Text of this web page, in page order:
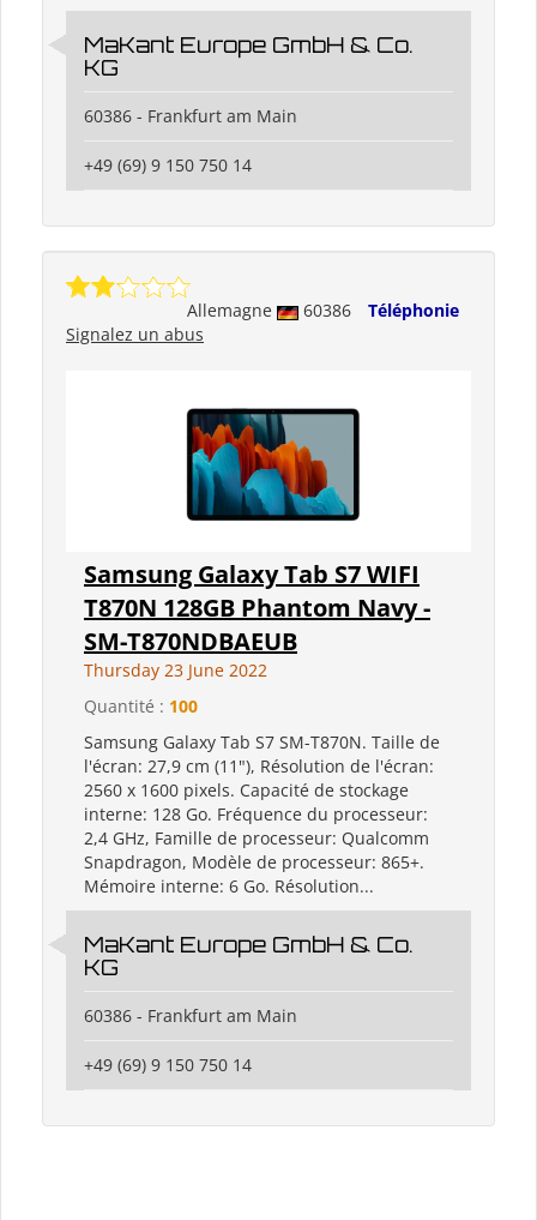
MaKant Europe GmbH & Co.
KG
60386 - Frankfurt am Main
+49 (69) 9 150 750 14
Allemagne 60386
Téléphonie
Signalez un abus
Samsung Galaxy Tab S7 WIFI
T870N 128GB Phantom Navy -
SM-T870NDBAEUB
Thursday 23 June 2022
Quantité : 100
Samsung Galaxy Tab S7 SM-T870N. Taille de
l'écran: 27,9 cm (11"), Résolution de l'écran:
2560 x 1600 pixels. Capacité de stockage
interne: 128 Go. Fréquence du processeur:
2,4 GHz, Famille de processeur: Qualcomm
Snapdragon, Modèle de processeur: 865+.
Mémoire interne: 6 Go. Résolution...
MaKant Europe GmbH & Co.
KG
60386 - Frankfurt am Main
+49 (69) 9 150 750 14